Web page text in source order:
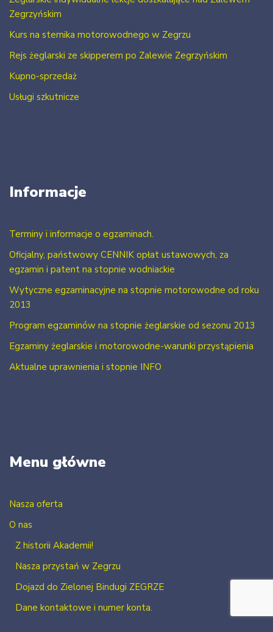
Zegrzyńskim
Kurs na sternika motorowodnego w Zegrzu
Rejs żeglarski ze skipperem po Zalewie Zegrzyńskim
Kupno-sprzedaż
Usługi szkutnicze
Informacje
Terminy i informacje o egzaminach.
Oficjalny, państwowy CENNIK opłat ustawowych, za
egzamin i patent na stopnie wodniackie
Wytyczne egzaminacyjne na stopnie motorowodne od roku
2013
Program egzaminów na stopnie żeglarskie od sezonu 2013
Egzaminy żeglarskie i motorowodne-warunki przystąpienia
Aktualne uprawnienia i stopnie INFO
Menu główne
Nasza oferta
O nas
Z historii Akademii!
Nasza przystań w Zegrzu
Dojazd do Zielonej Bindugi ZEGRZE
Dane kontaktowe i numer konta.